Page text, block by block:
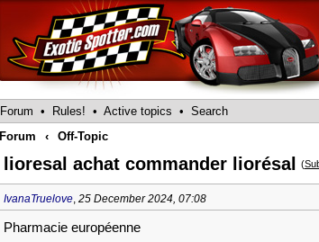
Forum • Rules! • Active topics • Search
Forum
‹ Off-Topic
lioresal achat commander liorésal (
IvanaTruelove, 25 December 2024, 07:08
Pharmacie européenne